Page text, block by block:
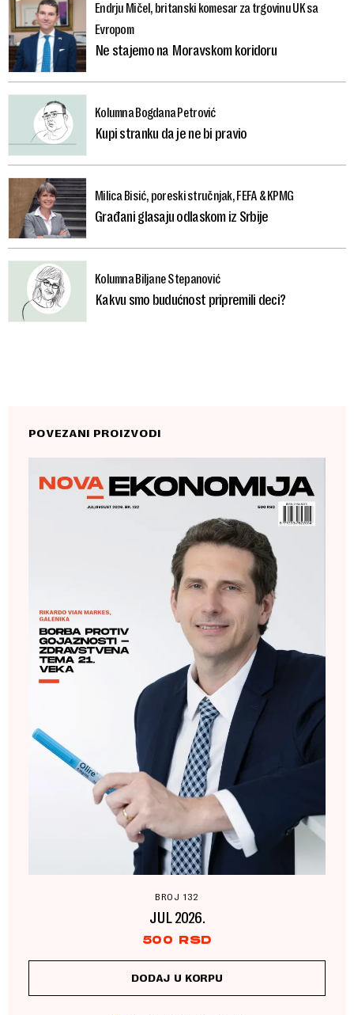
Endrju Mičel, britanski komesar za trgovinu UK sa
Evropom
Ne stajemo na Moravskom koridoru
Kolumna Bogdana Petrović
Kupi stranku da je ne bi pravio
Milica Bisić, poreski stručnjak, FEFA & KPMG
Građani glasaju odlaskom iz Srbije
Kolumna Biljane Stepanović
Kakvu smo budućnost pripremili deci?
POVEZANI PROIZVODI
BROJ 132
JUL 2026.
500 RSD
DODAJ U KORPU